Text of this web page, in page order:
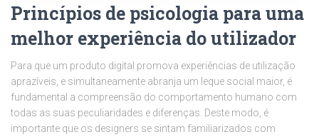
Princípios de psicologia para uma
melhor experiência do utilizador
Para que um produto digital promova experiências de utilização
aprazíveis, e simultaneamente abranja um leque social maior, é
fundamental a compreensão do comportamento humano com
todas as suas peculiaridades e diferenças. Deste modo, é
importante que os designers se sintam familiarizados com